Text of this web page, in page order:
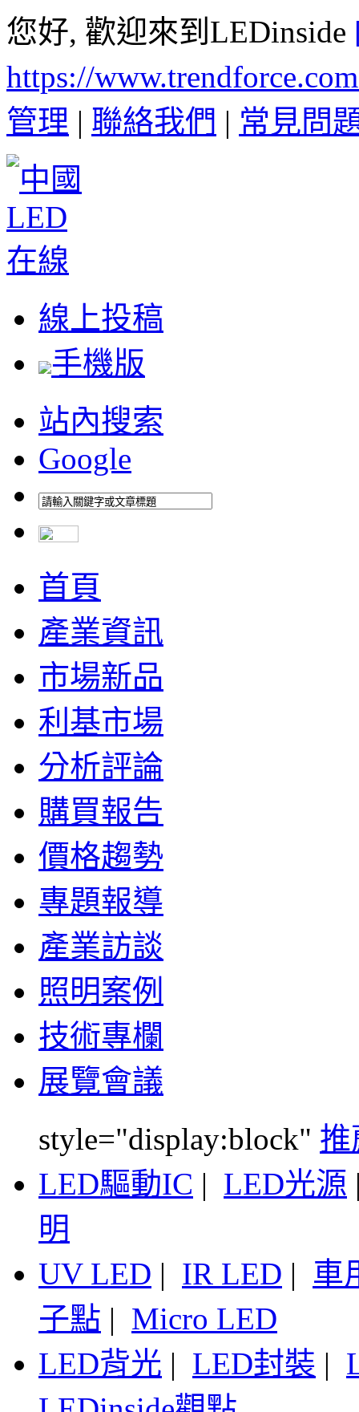
您好, 歡迎來到LEDinside
https://
管理 | 聯絡我們 | 常見問
線上投稿
手機版
站內搜索
Google
首頁
產業資訊
市場新品
利基市場
分析評論
購買報告
價格趨勢
專題報導
產業訪談
照明案例
技術專欄
展覽會議
style="display:block" 推
LED驅動IC | LED光源
明
UV LED | IR LED | 車
子點 | Micro LED
LED背光 | LED封裝 |